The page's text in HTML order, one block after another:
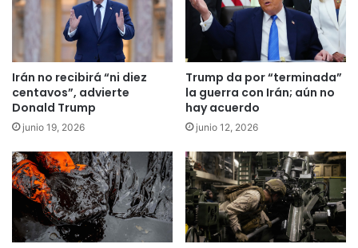
Irán no recibirá “ni diez
centavos”, advierte
Donald Trump
junio 19, 2026
Trump da por “terminada”
la guerra con Irán; aún no
hay acuerdo
junio 12, 2026